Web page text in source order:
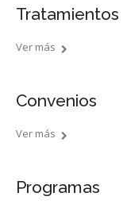
Tratamientos
Ver más
Convenios
Ver más
Programas